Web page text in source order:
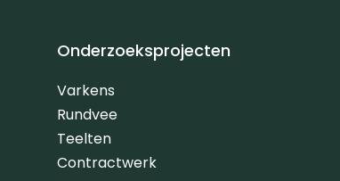
Onderzoeksprojecten
Varkens
Rundvee
Teelten
Contractwerk